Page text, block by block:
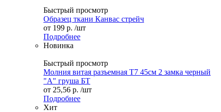
Быстрый просмотр
Образец ткани Канвас стрейч
от 199 р. /шт
Подробнее
Новинка
Быстрый просмотр
Молния витая разъемная Т7 45см 2 замка черный
"А" груша БТ
от 25,56 р. /шт
Подробнее
Хит